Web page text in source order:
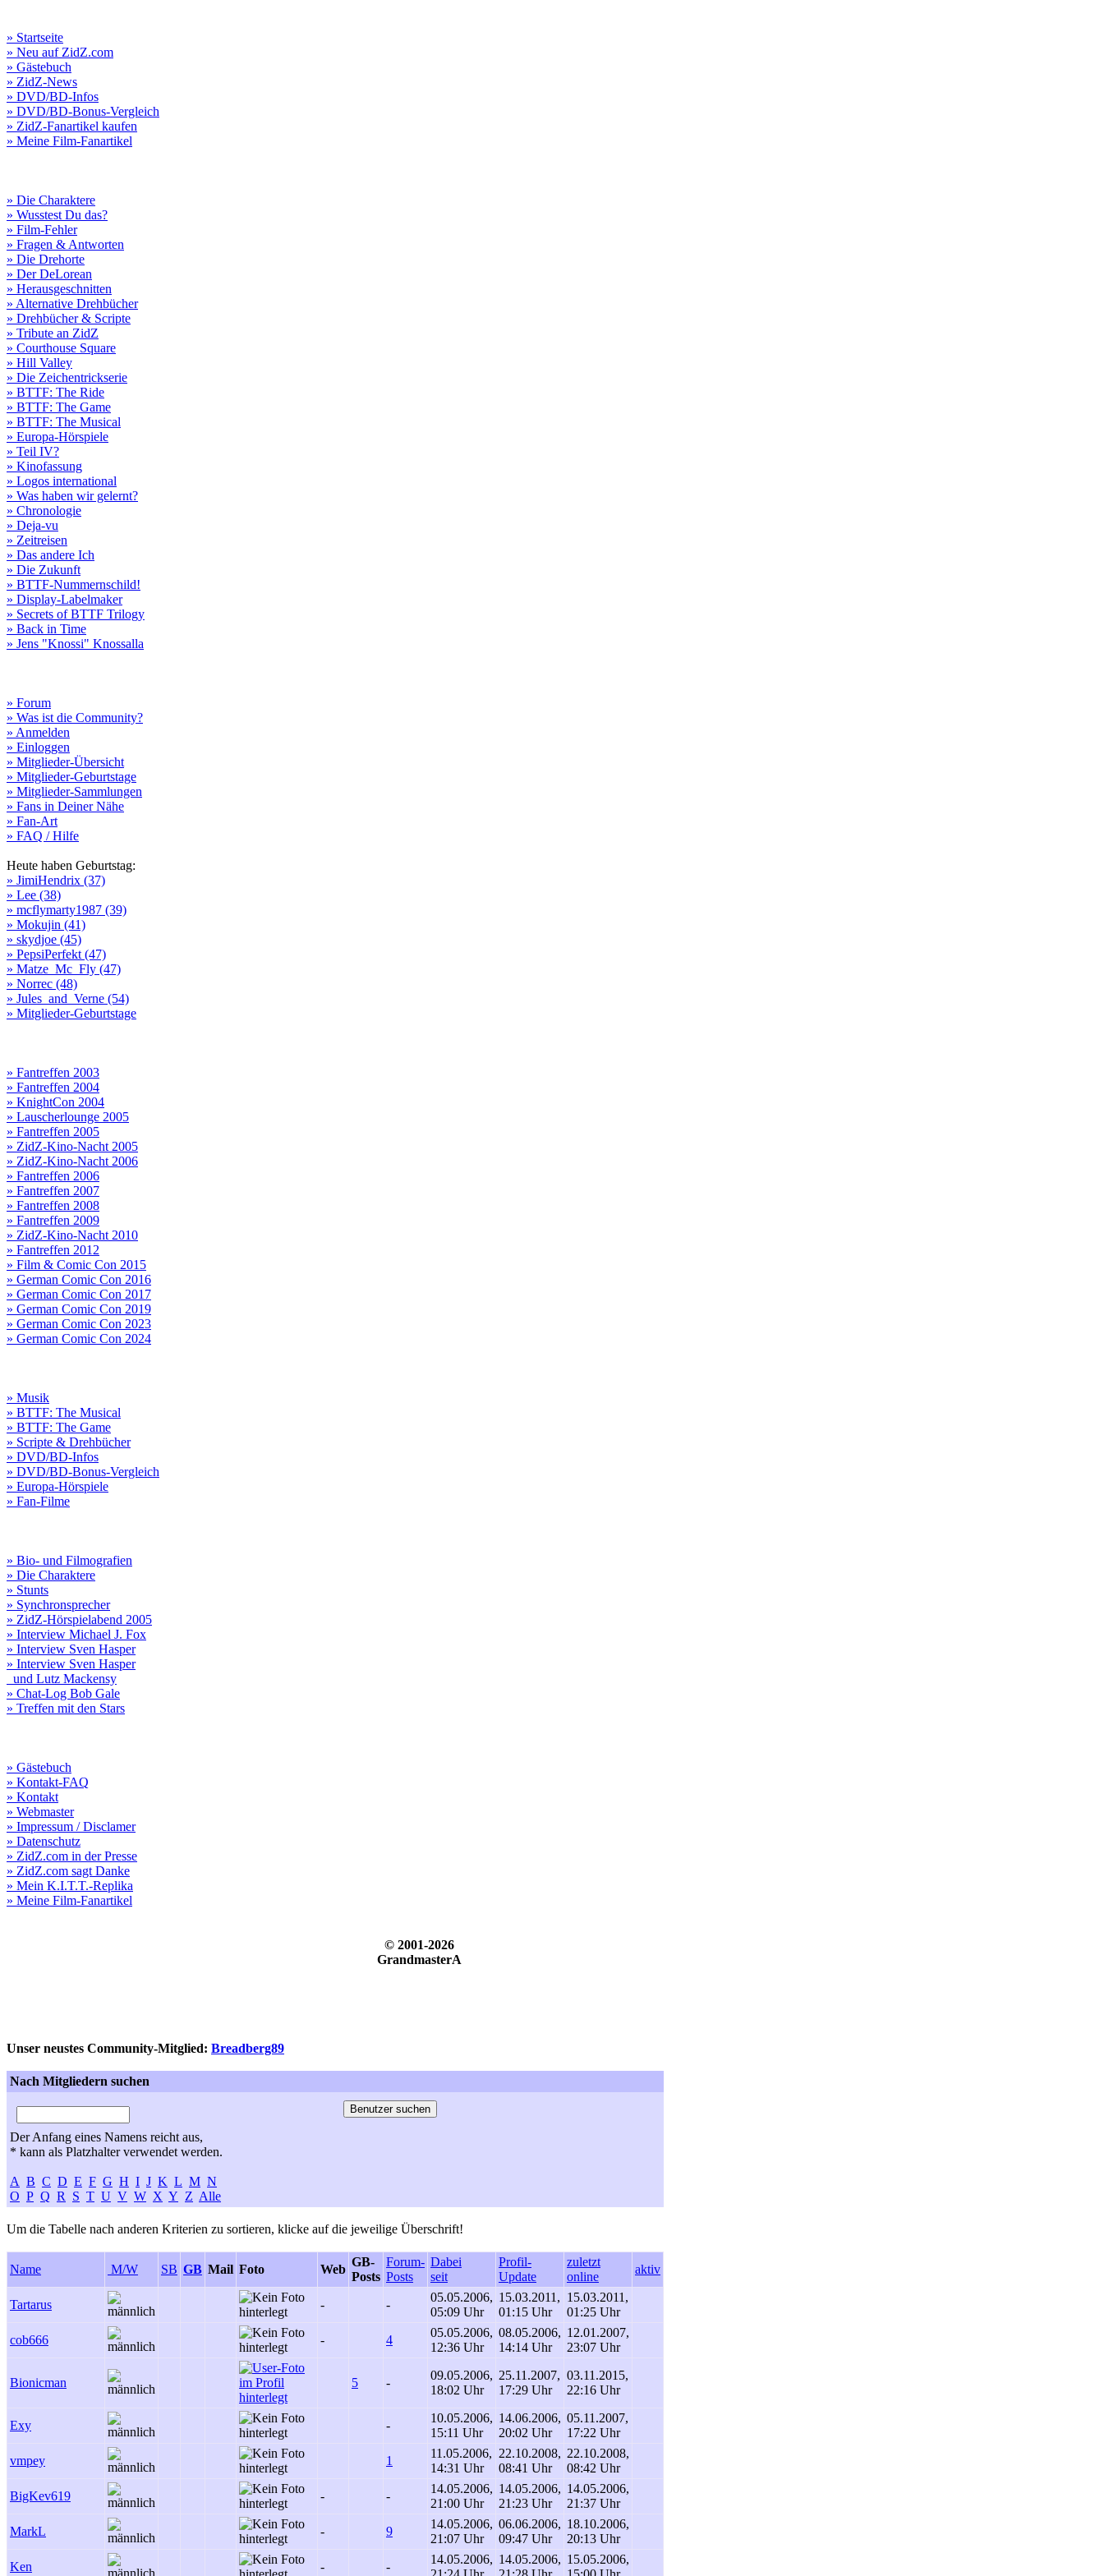
» Startseite
» Neu auf ZidZ.com
» Gästebuch
» ZidZ-News
» DVD/BD-Infos
» DVD/BD-Bonus-Vergleich
» ZidZ-Fanartikel kaufen
» Meine Film-Fanartikel
» Die Charaktere
» Wusstest Du das?
» Film-Fehler
» Fragen & Antworten
» Die Drehorte
» Der DeLorean
» Herausgeschnitten
» Alternative Drehbücher
» Drehbücher & Scripte
» Tribute an ZidZ
» Courthouse Square
» Hill Valley
» Die Zeichentrickserie
» BTTF: The Ride
» BTTF: The Game
» BTTF: The Musical
» Europa-Hörspiele
» Teil IV?
» Kinofassung
» Logos international
» Was haben wir gelernt?
» Chronologie
» Deja-vu
» Zeitreisen
» Das andere Ich
» Die Zukunft
» BTTF-Nummernschild!
» Display-Labelmaker
» Secrets of BTTF Trilogy
» Back in Time
» Jens "Knossi" Knossalla
» Forum
» Was ist die Community?
» Anmelden
» Einloggen
» Mitglieder-Übersicht
» Mitglieder-Geburtstage
» Mitglieder-Sammlungen
» Fans in Deiner Nähe
» Fan-Art
» FAQ / Hilfe
Heute haben Geburtstag:
» JimiHendrix (37)
» Lee (38)
» mcflymarty1987 (39)
» Mokujin (41)
» skydjoe (45)
» PepsiPerfekt (47)
» Matze_Mc_Fly (47)
» Norrec (48)
» Jules_and_Verne (54)
» Mitglieder-Geburtstage
» Fantreffen 2003
» Fantreffen 2004
» KnightCon 2004
» Lauscherlounge 2005
» Fantreffen 2005
» ZidZ-Kino-Nacht 2005
» ZidZ-Kino-Nacht 2006
» Fantreffen 2006
» Fantreffen 2007
» Fantreffen 2008
» Fantreffen 2009
» ZidZ-Kino-Nacht 2010
» Fantreffen 2012
» Film & Comic Con 2015
» German Comic Con 2016
» German Comic Con 2017
» German Comic Con 2019
» German Comic Con 2023
» German Comic Con 2024
» Musik
» BTTF: The Musical
» BTTF: The Game
» Scripte & Drehbücher
» DVD/BD-Infos
» DVD/BD-Bonus-Vergleich
» Europa-Hörspiele
» Fan-Filme
» Bio- und Filmografien
» Die Charaktere
» Stunts
» Synchronsprecher
» ZidZ-Hörspielabend 2005
» Interview Michael J. Fox
» Interview Sven Hasper
» Interview Sven Hasper
und Lutz Mackensy
» Chat-Log Bob Gale
» Treffen mit den Stars
» Gästebuch
» Kontakt-FAQ
» Kontakt
» Webmaster
» Impressum / Disclamer
» Datenschutz
» ZidZ.com in der Presse
» ZidZ.com sagt Danke
» Mein K.I.T.T.-Replika
» Meine Film-Fanartikel
© 2001-2026
GrandmasterA
Unser neustes Community-Mitglied: Breadberg89
Nach Mitgliedern suchen
Der Anfang eines Namens reicht aus,
* kann als Platzhalter verwendet werden.
A B C D E F G H I J K L M N
O P Q R S T U V W X Y Z Alle
Um die Tabelle nach anderen Kriterien zu sortieren, klicke auf die jeweilige Überschrift!
Name M/W SB GB Mail Foto Web
GB-
Posts
Forum-
Posts
Dabei
seit
Profil-
Update
zuletzt
online
aktiv
Tartarus - -
05.05.2006,
05:09 Uhr
15.03.2011,
01:15 Uhr
15.03.2011,
01:25 Uhr
cob666
- 4
05.05.2006,
12:36 Uhr
08.05.2006,
14:14 Uhr
12.01.2007,
23:07 Uhr
Bionicman 5 -
09.05.2006,
18:02 Uhr
25.11.2007,
17:29 Uhr
03.11.2015,
22:16 Uhr
Exy -
10.05.2006,
15:11 Uhr
14.06.2006,
20:02 Uhr
05.11.2007,
17:22 Uhr
vmpey
1
11.05.2006,
14:31 Uhr
22.10.2008,
08:41 Uhr
22.10.2008,
08:42 Uhr
BigKev619
- -
14.05.2006,
21:00 Uhr
14.05.2006,
21:23 Uhr
14.05.2006,
21:37 Uhr
MarkL
- 9
14.05.2006,
21:07 Uhr
06.06.2006,
09:47 Uhr
18.10.2006,
20:13 Uhr
Ken
- -
14.05.2006, 14.05.2006, 15.05.2006,